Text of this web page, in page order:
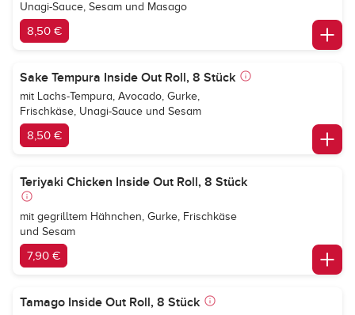
Unagi-Sauce, Sesam und Masago
8,50 €
Sake Tempura Inside Out Roll, 8 Stück
mit Lachs-Tempura, Avocado, Gurke,
Frischkäse, Unagi-Sauce und Sesam
8,50 €
Teriyaki Chicken Inside Out Roll, 8 Stück
mit gegrilltem Hähnchen, Gurke, Frischkäse
und Sesam
7,90 €
Tamago Inside Out Roll, 8 Stück